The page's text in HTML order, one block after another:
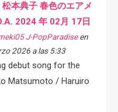
本典子 春色のエアメ
2024 年 02月 17日
J-PopParadiseen
2026 a las 5:33
debut song for the
Matsumoto / Haruiro